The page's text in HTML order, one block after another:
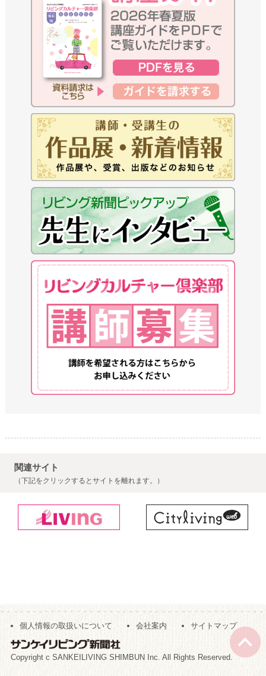
関連サイト
（下記をクリックするとサイトを離れます。）
個人情報の取扱いについて 会社案内 サイトマップ
Copyright c SANKEILIVING SHIMBUN Inc. All Rights Reserved.